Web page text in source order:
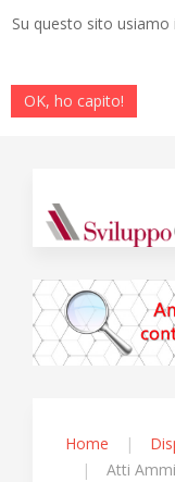
Su questo sito
OK, ho capito!
Home
Atti